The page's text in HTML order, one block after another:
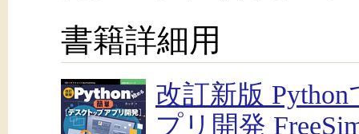
書籍詳細用
改訂新版
プリ開発